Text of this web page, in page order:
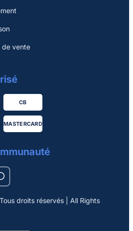
de vente
CB
MASTERCARD
droits réservés | All Rights